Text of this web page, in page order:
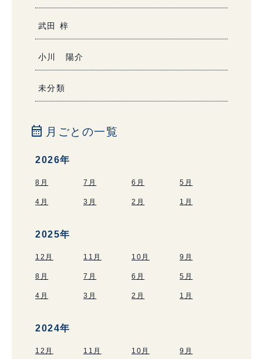
武田 梓
小川 陽介
未分類
calendar_month 月ごとの一覧
2026年
8月 7月 6月 5月
4月 3月 2月 1月
2025年
12月 11月 10月 9月
8月 7月 6月 5月
4月 3月 2月 1月
2024年
12月 11月 10月 9月